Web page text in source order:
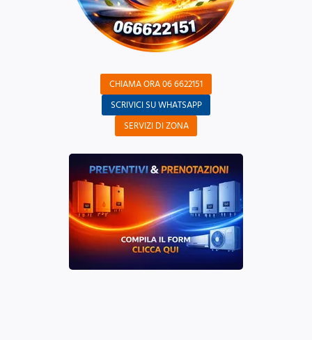
CHIAMA ORA 06 6622151
SCRIVICI SU WHATSAPP
SERVIZI DI ZONA